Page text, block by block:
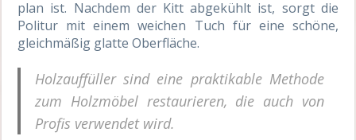
plan ist. Nachdem der Kitt abgekühlt ist, sorgt die
Politur mit einem weichen Tuch für eine schöne,
gleichmäßig glatte Oberfläche.
Holzauffüller sind eine praktikable Methode
zum Holzmöbel restaurieren, die auch von
Profis verwendet wird.